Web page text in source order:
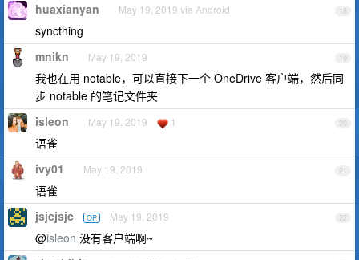
18
huaxianyan May 19, 2019 via Android
syncthing
19
mnikn May 19, 2019
我也在用 notable，可以直接下一个 OneDrive 客户端，然后同
步 notable 的笔记文件夹
20
isleon May 19, 2019 1
语雀
21
ivy01 May 19, 2019
语雀
22
jsjcjsjc OP May 19, 2019
@isleon 没有客户端啊~